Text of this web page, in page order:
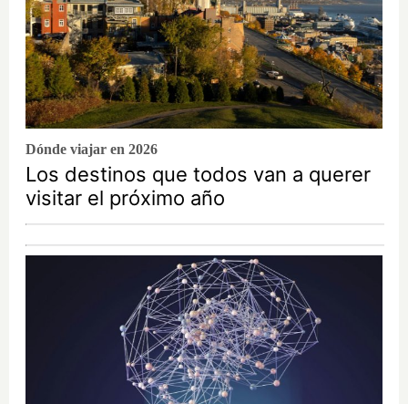
Dónde viajar en 2026
Los destinos que todos van a querer
visitar el próximo año